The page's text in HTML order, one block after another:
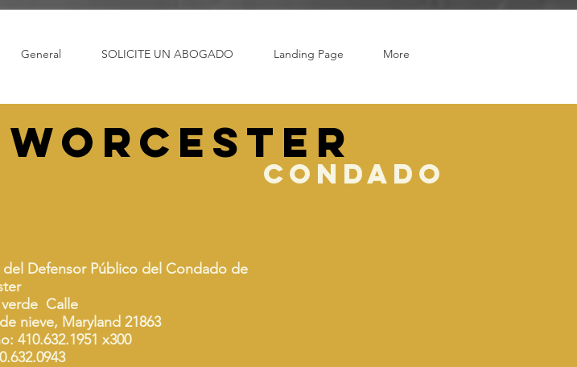
General SOLICITE UN ABOGADO Landing Page More
Worcester
condado
del Defensor Público del Condado de
Calle
nieve, Maryland 21863
410.632.1951 x300